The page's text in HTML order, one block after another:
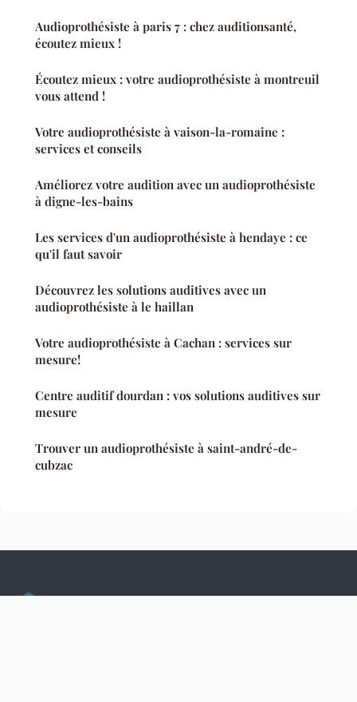
Audioprothésiste à paris 7 : chez auditionsanté,
écoutez mieux !
Écoutez mieux : votre audioprothésiste à montreuil
vous attend !
Votre audioprothésiste à vaison-la-romaine :
services et conseils
Améliorez votre audition avec un audioprothésiste
à digne-les-bains
Les services d'un audioprothésiste à hendaye : ce
qu'il faut savoir
Découvrez les solutions auditives avec un
audioprothésiste à le haillan
Votre audioprothésiste à Cachan : services sur
mesure!
Centre auditif dourdan : vos solutions auditives sur
mesure
Trouver un audioprothésiste à saint-andré-de-
cubzac
Culture Hopital